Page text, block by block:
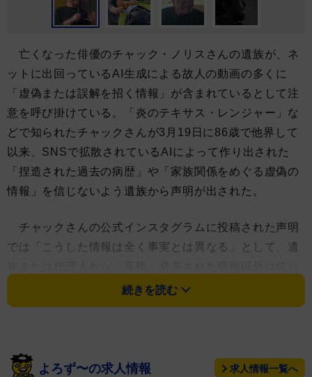
亡くなった俳優のチャック・ノリスさんの遺族が、ネ
ットに出回っているAI生成による故人の動画の多くに
「虚偽または誤解を招く情報」が含まれているとして注
意を呼び掛けている。「炎のテキサス・レンジャー」な
どで知られたチャックさんが3月19日に86歳で他界して
以来、SNSで拡散されているAIによって作り出された
「捏造された過去の病歴」や「家族関係をめぐる虚偽の
情報」を信じないよう遺族から声明が出された。
チャックさんの公式インスタグラムに投稿された声明
では「こうした情報は全く事実とは異なる」として、遺
たり、拡散したりしないようにと訴えている。
続きを読む
よろず〜の求人情報 求人情報一覧へ